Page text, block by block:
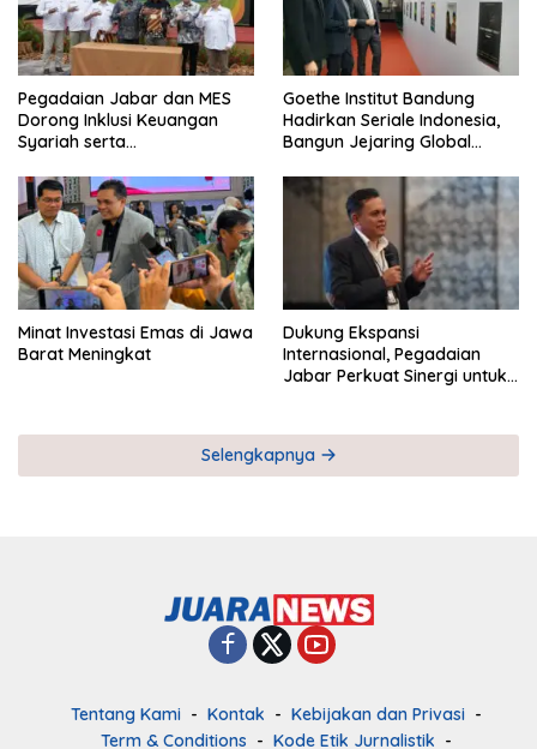
Pegadaian Jabar dan MES
Dorong Inklusi Keuangan
Syariah serta
Goethe Institut Bandung
Hadirkan Seriale Indonesia,
Bangun Jejaring Global
Minat Investasi Emas di Jawa
Barat Meningkat
Dukung Ekspansi
Internasional, Pegadaian
Jabar Perkuat Sinergi untuk
Selengkapnya
Tentang Kami Kontak
Kebijakan dan Privasi
Term & Conditions
Kode Etik Jurnalistik